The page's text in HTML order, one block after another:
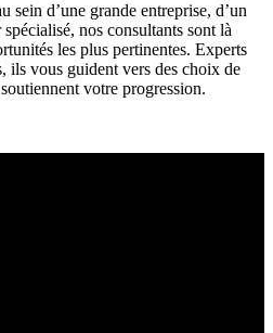
sein d’une grande entreprise, d’un
nos consultants sont là
les plus pertinentes. Experts
ils vous guident vers des choix de
votre progression.